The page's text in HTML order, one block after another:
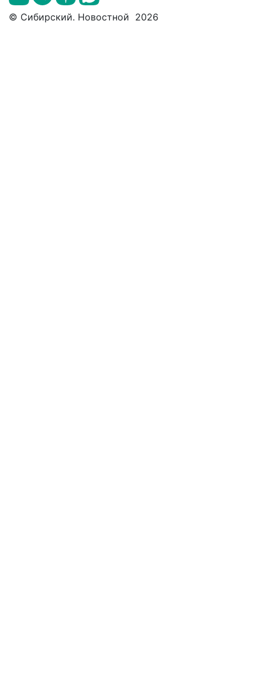
© Сибирский. Новостной 2026